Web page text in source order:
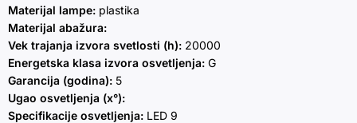
Materijal lampe: plastika
Materijal abažura:
Vek trajanja izvora svetlosti (h): 20000
Energetska klasa izvora osvetljenja: G
Garancija (godina): 5
Ugao osvetljenja (x°):
Specifikacije osvetljenja: LED 9